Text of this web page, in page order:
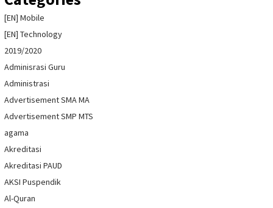
[EN] Mobile
[EN] Technology
2019/2020
Adminisrasi Guru
Administrasi
Advertisement SMA MA
Advertisement SMP MTS
agama
Akreditasi
Akreditasi PAUD
AKSI Puspendik
Al-Quran